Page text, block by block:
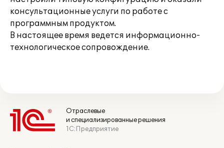
консультационные услуги по работе с
программным продуктом.
В настоящее время ведется информационно-
технологическое сопровождение.
Отраслевые
и специализированные решения
1С:Предприятие